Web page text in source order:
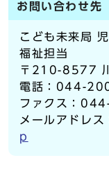
お問い合わせ先
こども未来局
福祉担当
〒210-8577
電話：044-
ファクス：
メールアドレス
p